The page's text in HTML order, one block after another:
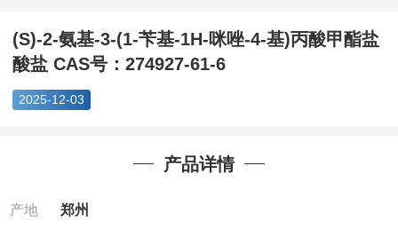
唑...
(S)-2-氨基-3-(1-苄基-1H-咪唑-4-基)丙酸甲酯盐
酸盐 CAS号：274927-61-6
2025-12-03
产品详情
产地 郑州